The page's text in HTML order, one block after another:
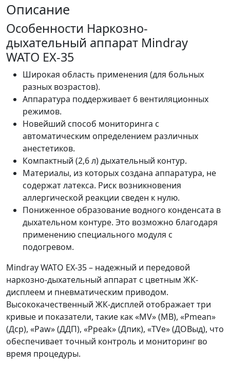
Описание
Особенности Наркозно-
дыхательный аппарат Mindray
WATO EX-35
Широкая область применения (для больных
разных возрастов).
Аппаратура поддерживает 6 вентиляционных
режимов.
Новейший способ мониторинга с
автоматическим определением различных
анестетиков.
Компактный (2,6 л) дыхательный контур.
Материалы, из которых создана аппаратура, не
содержат латекса. Риск возникновения
аллергической реакции сведен к нулю.
Пониженное образование водного конденсата в
дыхательном контуре. Это возможно благодаря
применению специального модуля с
подогревом.
Mindray WATO EX-35 – надежный и передовой
наркозно-дыхательный аппарат с цветным ЖК-
дисплеем и пневматическим приводом.
Высококачественный ЖК-дисплей отображает три
кривые и показатели, такие как «MV» (МВ), «Pmean»
(Дср), «Paw» (ДДП), «Ppeak» (Дпик), «TVe» (ДОВыд), что
обеспечивает точный контроль и мониторинг во
время процедуры.